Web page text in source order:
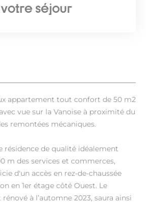
appartement tout confort de 50 m2
vue sur la Vanoise à proximité du
remontées mécaniques.
résidence de qualité idéalement
m des services et commerces,
d'un accès en rez-de-chaussée
en 1er étage côté Ouest. Le
à l’automne 2023, saura ainsi
séjour